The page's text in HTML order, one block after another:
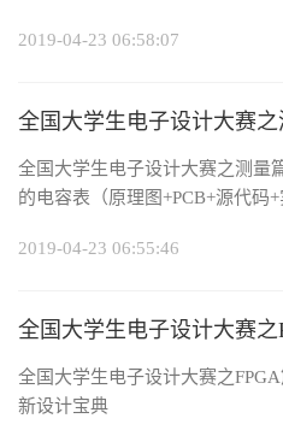
2019-04-23 06:58:07
全国大学生电子设计大赛之
全国大学生电子设计大赛之测量
的电容表（原理图+PCB+源代码
2019-04-23 06:55:46
全国大学生电子设计大赛之
全国大学生电子设计大赛之
新设计宝典